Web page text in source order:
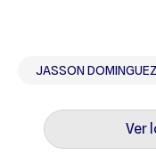
JASSON DOMINGUEZ
Ver